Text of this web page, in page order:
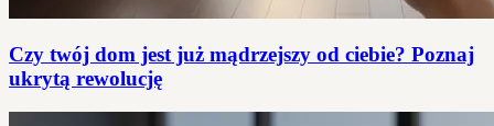
Czy twój dom jest już mądrzejszy od ciebie? Poznaj
ukrytą rewolucję